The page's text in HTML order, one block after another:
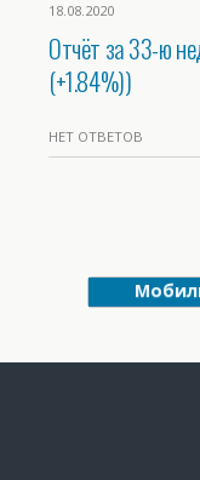
18.08.2020
Отчёт за 33-ю
(+1.84%))
НЕТ ОТВЕТОВ